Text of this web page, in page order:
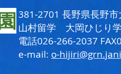
381-2701 長野県長野市
山村留学 大岡ひじり
電話026-266-2037
e-mail: o-